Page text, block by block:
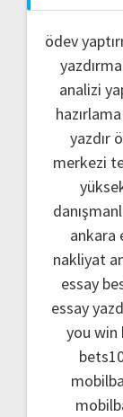
ödev
yazdırma
analizi
hazırlama
yazdır
merkezi
ankara
nakliyat
essay
essay
you win